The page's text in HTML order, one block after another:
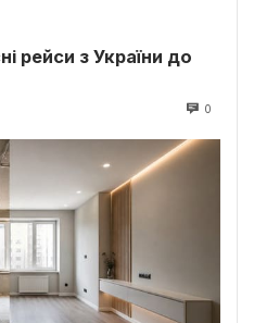
рейси з України до
0